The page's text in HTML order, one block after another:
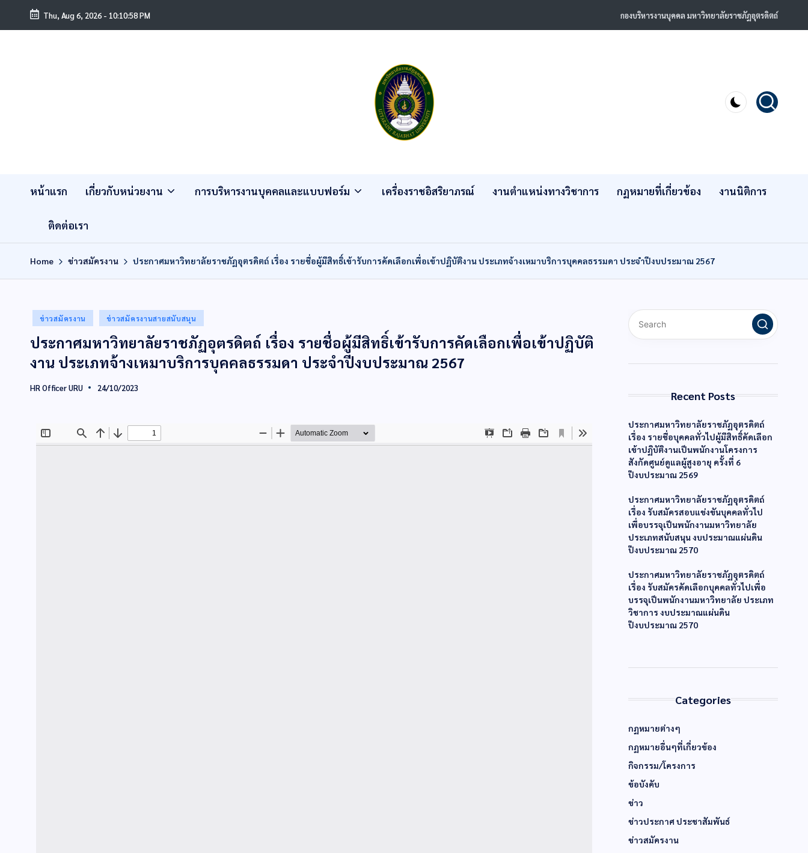
Thu, Aug 6, 2026 - 10:10:58 PM กองบริหารงานบุคคล มหาวิทยาลัยราชภัฏอุตรดิตถ์
หน้าแรก เกี่ยวกับหน่วยงาน การบริหารงานบุคคลและแบบฟอร์ม เครื่องราชอิสริยาภรณ์ งานตำแหน่งทางวิชาการ กฏหมายที่เกี่ยวข้อง งานนิติการ
ติดต่อเรา
Home ข่าวสมัครงาน ประกาศมหาวิทยาลัยราชภัฏอุตรดิตถ์ เรื่อง รายชื่อผู้มีสิทธิ์เข้ารับการคัดเลือกเพื่อเข้าปฏิบัติงาน ประเภทจ้างเหมาบริการบุคคลธรรมดา ประจำปีงบประมาณ 2567
ข่าวสมัครงาน ข่าวสมัครงานสายสนับสนุน
ประกาศมหาวิทยาลัยราชภัฏอุตรดิตถ์ เรื่อง รายชื่อผู้มีสิทธิ์เข้ารับการคัดเลือกเพื่อเข้าปฏิบัติ
งาน ประเภทจ้างเหมาบริการบุคคลธรรมดา ประจำปีงบประมาณ 2567
HR Officer URU 24/10/2023
Recent Posts
ประกาศมหาวิทยาลัยราชภัฏอุตรดิตถ์
เรื่อง รายชื่อบุคคลทั่วไปผู้มีสิทธิ์คัดเลือก
เข้าปฏิบัติงานเป็นพนักงานโครงการ
สังกัดศูนย์ดูแลผู้สูงอายุ ครั้งที่ 6
ปีงบประมาณ 2569
ประกาศมหาวิทยาลัยราชภัฏอุตรดิตถ์
เรื่อง รับสมัครสอบแข่งขันบุคคลทั่วไป
เพื่อบรรจุเป็นพนักงานมหาวิทยาลัย
ประเภทสนับสนุน งบประมาณแผ่นดิน
ปีงบประมาณ 2570
ประกาศมหาวิทยาลัยราชภัฏอุตรดิตถ์
เรื่อง รับสมัครคัดเลือกบุคคลทั่วไปเพื่อ
บรรจุเป็นพนักงานมหาวิทยาลัย ประเภท
วิชาการ งบประมาณแผ่นดิน
ปีงบประมาณ 2570
Categories
กฏหมายต่างๆ
กฏหมายอื่นๆที่เกี่ยวข้อง
กิจกรรม/โครงการ
ข้อบังคับ
ข่าว
ข่าวประกาศ ประชาสัมพันธ์
ข่าวสมัครงาน